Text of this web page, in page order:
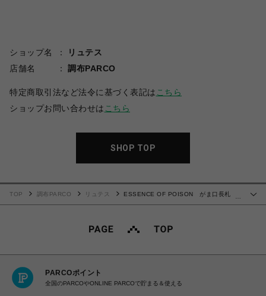
ショップ名
リュテス
店舗名
調布PARCO
特定商取引法など法令に基づく表記は こちら
ショップお問い合わせは こちら
SHOP TOP
…
TOP 調布PARCO リュテス
ESSENCE OF POISON がま口長札
PARCOポイント
全国のPARCOやONLINE PARCOで貯まる＆使える